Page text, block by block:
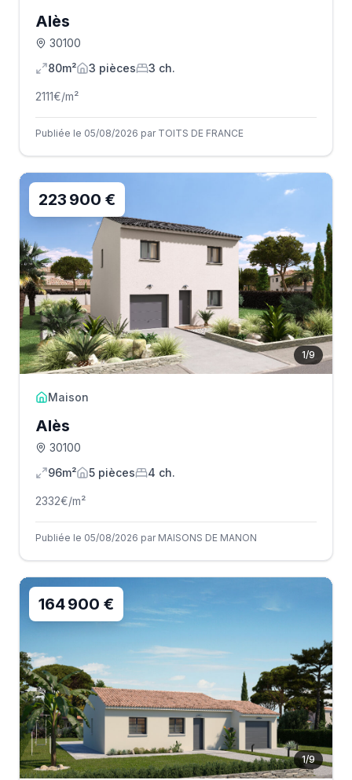
Alès
30100
80m²
3 pièces 3 ch.
2111€/m²
Publiée le 05/08/2026 par TOITS DE FRANCE
1/9
223 900 €
Maison
Alès
30100
96m²
5 pièces 4 ch.
2332€/m²
Publiée le 05/08/2026 par MAISONS DE MANON
1/9
164 900 €